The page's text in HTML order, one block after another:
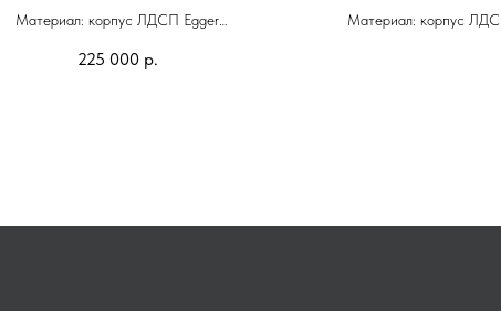
Материал: корпус ЛДСП Egger
Фурнитура: Blum
225 000 р.
Материал: корпус